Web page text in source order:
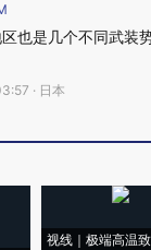
也是几个不同武装
· 日本
视线｜极端高温